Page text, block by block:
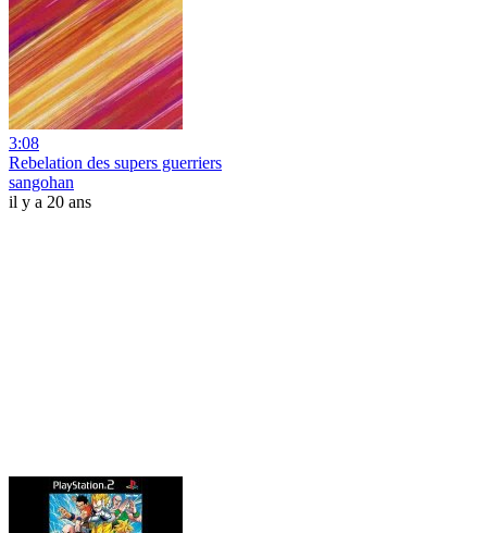
3:08
Rebelation des supers guerriers
sangohan
il y a 20 ans